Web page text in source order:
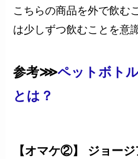
こちらの商品を外で飲む
は少しずつ飲むことを意
参考⋙ペットボト
とは？
【オマケ②】 ジョー